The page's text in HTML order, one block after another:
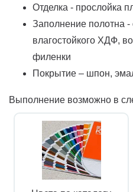
Отделка - прослойка
Заполнение полотна
влагостойкого ХДФ,
филенки
Покрытие – шпон,
Выполнение возможно в